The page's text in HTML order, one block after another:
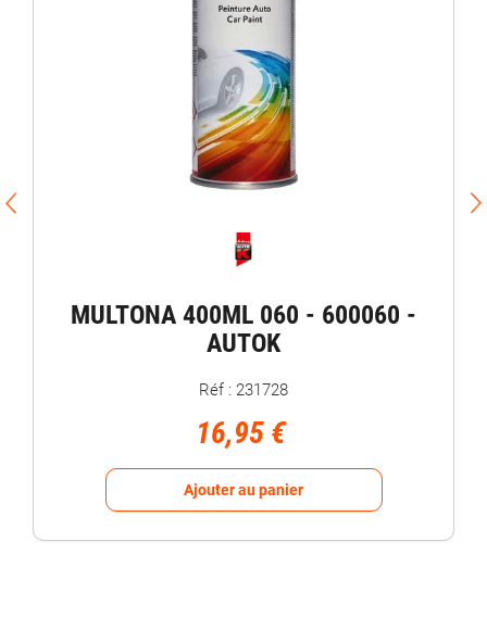
MULTONA 400ML 060 - 600060 -
AUTOK
Réf : 231728
16,95 €
Ajouter au panier